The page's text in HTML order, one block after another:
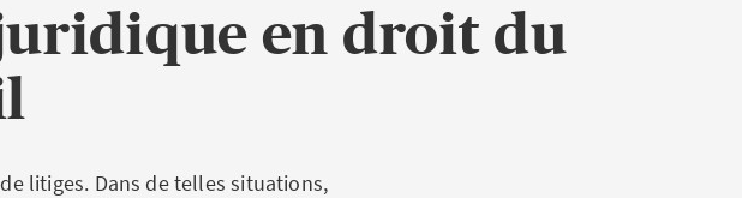
en droit du
litiges. Dans de telles situations,